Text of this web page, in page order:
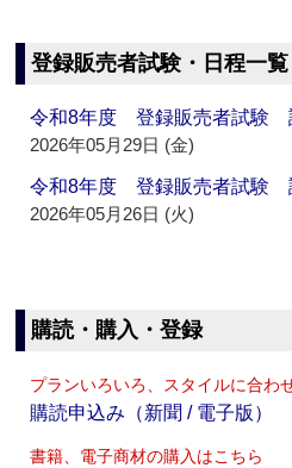
登録販売者試験・日程一覧
令和8年度 登録販売者試験
2026年05月29日 (金)
令和8年度 登録販売者試験
2026年05月26日 (火)
購読・購入・登録
プランいろいろ、スタイルに合わ
購読申込み（新聞 / 電子版）
書籍、電子商材の購入はこちら